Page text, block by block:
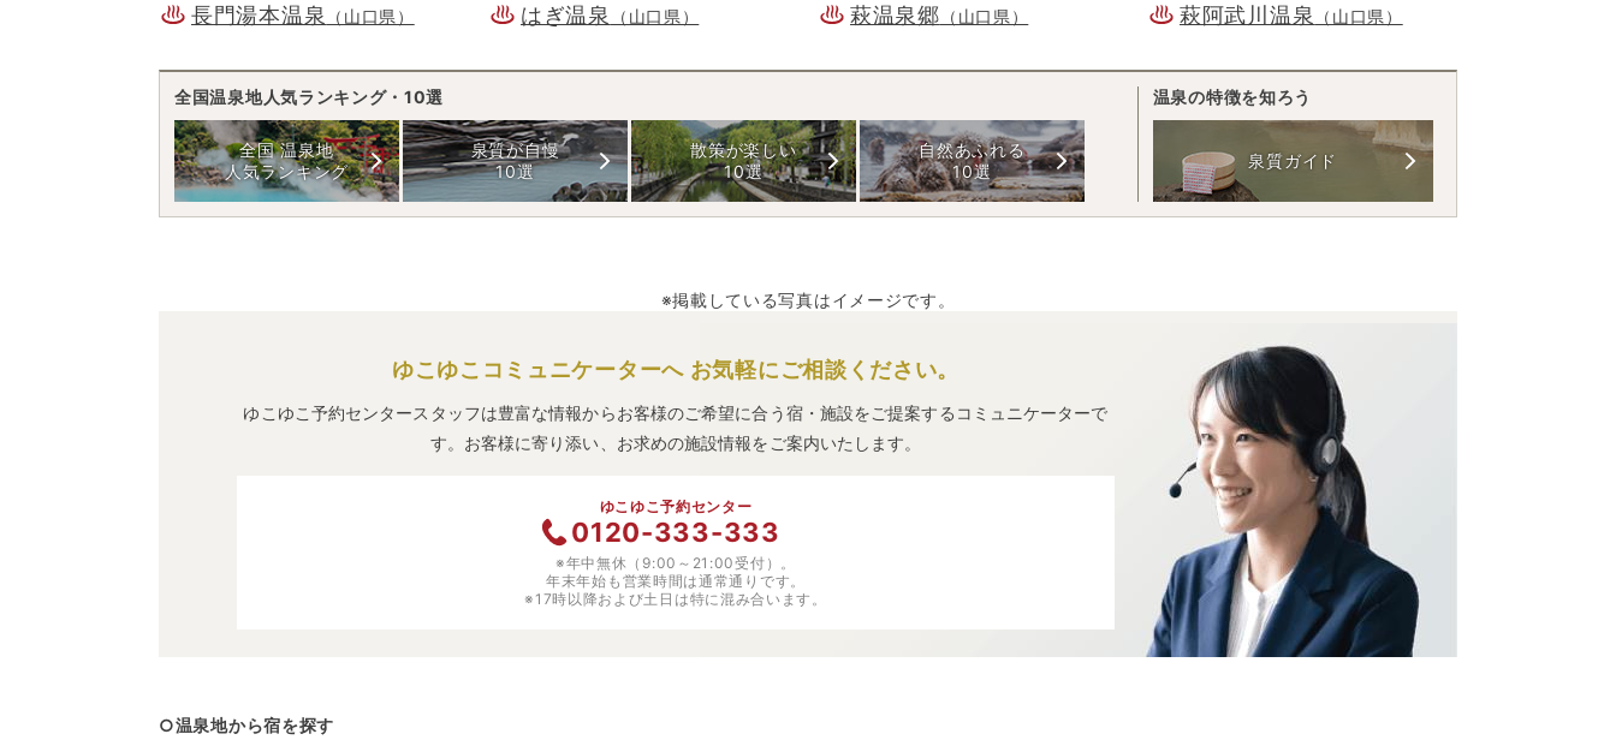
長門湯本温泉 （山口県） はぎ温泉 （山口県） 萩温泉郷 （山口県） 萩阿武川温泉 （山口県）
全国温泉地人気ランキング・10選
全国 温泉地
人気ランキング
泉質が自慢
10選
散策が楽しい
10選
自然あふれる
10選
温泉の特徴を知ろう
泉質ガイド
※掲載している写真はイメージです。
ゆこゆこコミュニケーターへ お気軽にご相談ください。
ゆこゆこ予約センタースタッフは豊富な情報からお客様のご希望に合う宿・施設をご提案するコミュニケーターで
す。お客様に寄り添い、お求めの施設情報をご案内いたします。
ゆこゆこ予約センター
0120-333-333
※年中無休（9:00～21:00受付）。
年末年始も営業時間は通常通りです。
※17時以降および土日は特に混み合います。
○温泉地から宿を探す